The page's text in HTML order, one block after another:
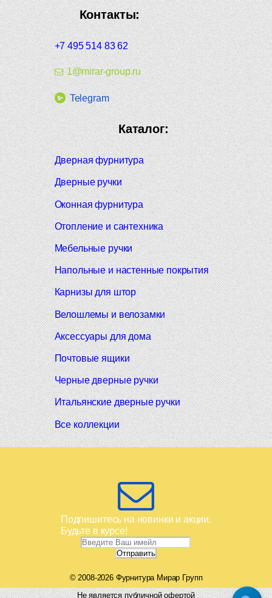
Контакты:
+7 495 514 83 62
1@mirar-group.ru
Telegram
Каталог:
Дверная фурнитура
Дверные ручки
Оконная фурнитура
Отопление и сантехника
Мебельные ручки
Напольные и настенные покрытия
Карнизы для штор
Велошлемы и велозамки
Аксессуары для дома
Почтовые ящики
Черные дверные ручки
Итальянские дверные ручки
Все коллекции
Подпишитесь на новинки и акции.
Будьте в курсе!
© 2008-2026 Фурнитура Мирар Групп
Не является публичной офертой